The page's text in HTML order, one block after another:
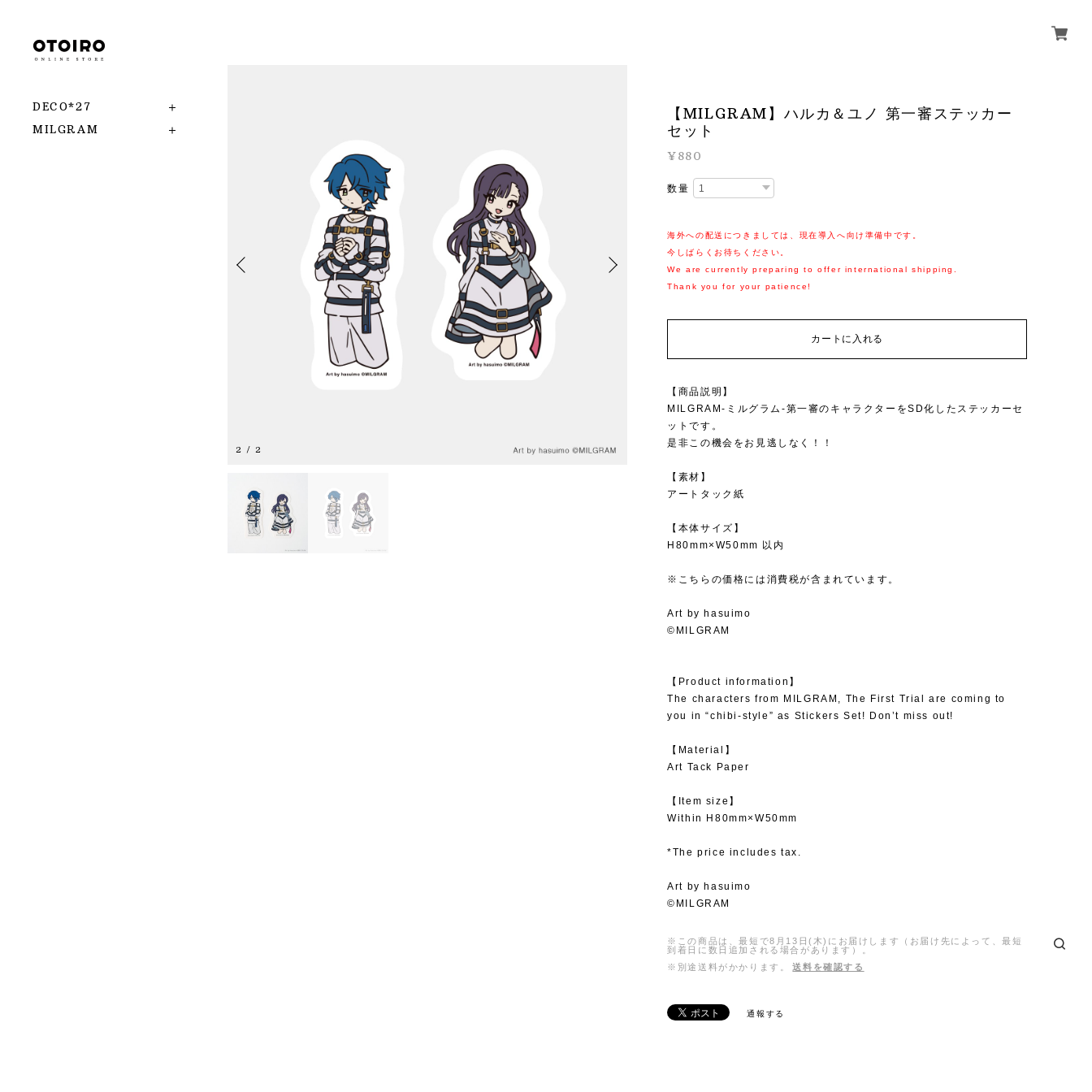
DECO*27
MILGRAM
2 /2
【MILGRAM】ハルカ＆ユノ 第一審ステッカー
セット
¥880
数量
海外への配送につきましては、現在導入へ向け準備中です。
今しばらくお待ちください。
We are currently preparing to offer international shipping.
Thank you for your patience!
カートに入れる
【商品説明】
MILGRAM-ミルグラム-第一審のキャラクターをSD化したステッカーセ
ットです。
是非この機会をお見逃しなく！！
【素材】
アートタック紙
【本体サイズ】
H80mm×W50mm 以内
※こちらの価格には消費税が含まれています。
Art by hasuimo
©MILGRAM
【Product information】
The characters from MILGRAM, The First Trial are coming to
you in “chibi-style” as Stickers Set! Don’t miss out!
【Material】
Art Tack Paper
【Item size】
Within H80mm×W50mm
*The price includes tax.
Art by hasuimo
©MILGRAM
※この商品は、最短で8月13日(木)にお届けします（お届け先によって、最短
到着日に数日追加される場合があります）。
※別途送料がかかります。
送料を確認する
通報する